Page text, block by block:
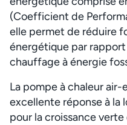
(Coefficient de
elle permet de réduire
énergétique par
chauffage à énergie
La pompe à chaleur air-
excellente réponse à la
pour la croissance